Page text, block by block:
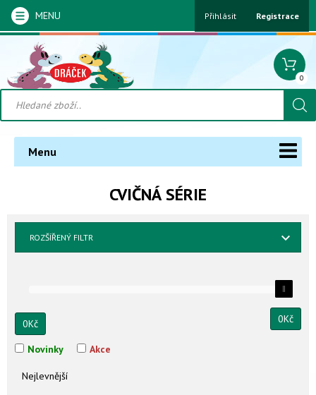
MENU Přihlásit Registrace
0
Menu
CVIČNÁ SÉRIE
ROZŠÍŘENÝ FILTR
0Kč 0Kč
Novinky Akce
Nejlevnější